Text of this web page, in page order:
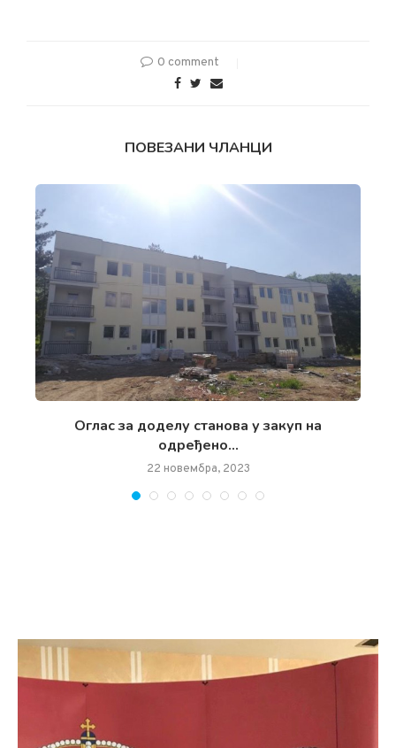
0 comment
ПОВЕЗАНИ ЧЛАНЦИ
Oглас за доделу станова у закуп на
одређено...
22 новембра, 2023